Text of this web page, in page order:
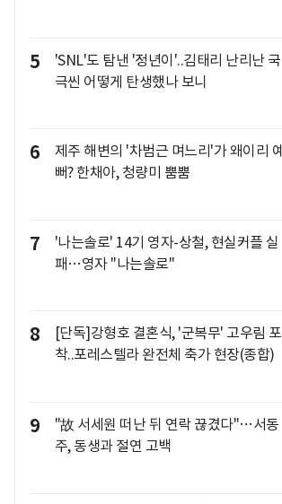
5
'SNL'도 탐낸 '정년이'..김태리 난리난 국
극씬 어떻게 탄생했나 보니
6
제주 해변의 '차범근 며느리'가 왜이리 예
뻐? 한채아, 청량미 뿜뿜
7
'나는솔로' 14기 영자-상철, 현실커플 실
패…영자 "나는솔로"
8
[단독]강형호 결혼식, '군복무' 고우림 포
착..포레스텔라 완전체 축가 현장(종합)
9
"故 서세원 떠난 뒤 연락 끊겼다"…서동
주, 동생과 절연 고백